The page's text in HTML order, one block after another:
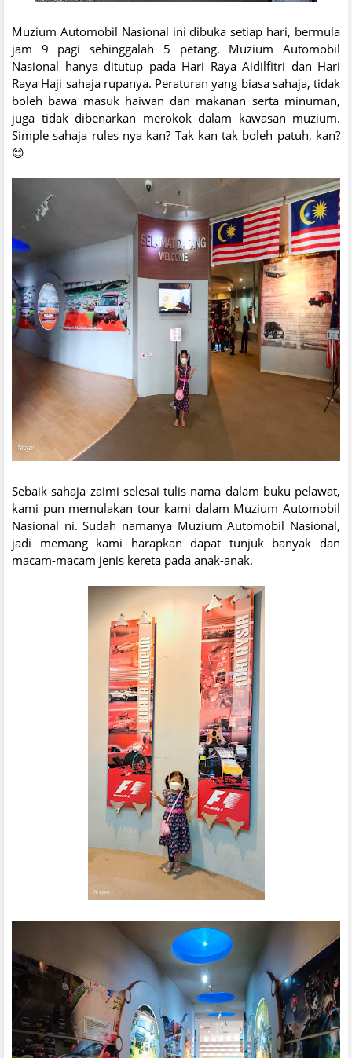
Muzium Automobil Nasional ini dibuka setiap hari, bermula
jam 9 pagi sehinggalah 5 petang. Muzium Automobil
Nasional hanya ditutup pada Hari Raya Aidilfitri dan Hari
Raya Haji sahaja rupanya. Peraturan yang biasa sahaja, tidak
boleh bawa masuk haiwan dan makanan serta minuman,
juga tidak dibenarkan merokok dalam kawasan muzium.
Simple sahaja rules nya kan? Tak kan tak boleh patuh, kan?
😊
Sebaik sahaja zaimi selesai tulis nama dalam buku pelawat,
kami pun memulakan tour kami dalam Muzium Automobil
Nasional ni. Sudah namanya Muzium Automobil Nasional,
jadi memang kami harapkan dapat tunjuk banyak dan
macam-macam jenis kereta pada anak-anak.